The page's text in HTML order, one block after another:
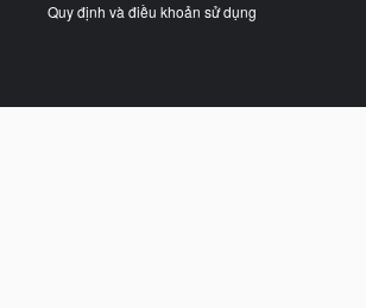
Quy định và điều khoản sử dụng